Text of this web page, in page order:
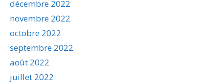
décembre 2022
novembre 2022
octobre 2022
septembre 2022
août 2022
juillet 2022